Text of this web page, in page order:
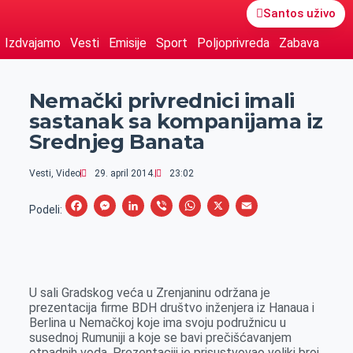
Santos uživo
Izdvajamo Vesti Emisije Sport Poljoprivreda Zabava
Nemački privrednici imali
sastanak sa kompanijama iz
Srednjeg Banata
Vesti, Video 29. april 2014. 23:02
Podeli:
F
b
o
o
M
e
n
g
L
e
d
I
V
r
W
s
A
p
X
E
l
U sali Gradskog veća u Zrenjaninu održana je
prezentacija firme BDH društvo inženjera iz Hanaua i
Berlina u Nemačkoj koje ima svoju podružnicu u
susednoj Rumuniji a koje se bavi prečišćavanjem